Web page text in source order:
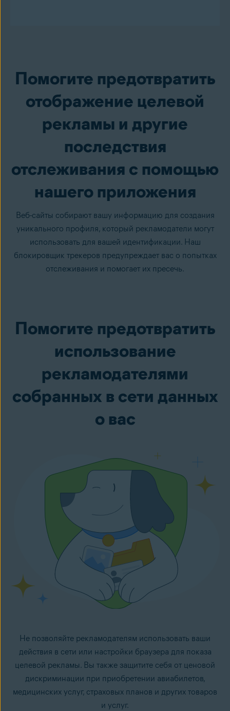
Помогите предотвратить
отображение целевой
рекламы и другие
последствия
отслеживания с помощью
нашего приложения
Веб-сайты собирают вашу информацию для создания
уникального профиля, который рекламодатели могут
использовать для вашей идентификации. Наш
блокировщик трекеров предупреждает вас о попытках
отслеживания и помогает их пресечь.
Помогите предотвратить
использование
рекламодателями
собранных в сети данных
о вас
Не позволяйте рекламодателям использовать ваши
действия в сети или настройки браузера для показа
целевой рекламы. Вы также защитите себя от ценовой
дискриминации при приобретении авиабилетов,
медицинских услуг, страховых планов и других товаров
и услуг.